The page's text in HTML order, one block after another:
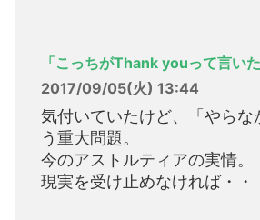
「こっちがThank youって言いた
2017/09/05(火) 13:44
気付いていたけど、「やらな
う重大問題。
今のアストルティアの実情。
現実を受け止めなければ・・